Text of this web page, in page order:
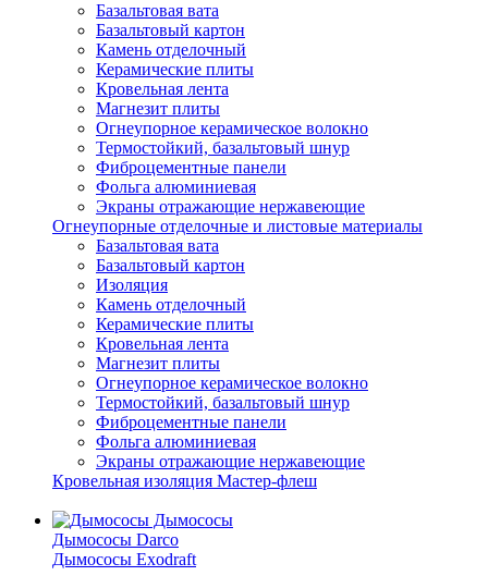
Базальтовая вата
Базальтовый картон
Камень отделочный
Керамические плиты
Кровельная лента
Магнезит плиты
Огнеупорное керамическое волокно
Термостойкий, базальтовый шнур
Фиброцементные панели
Фольга алюминиевая
Экраны отражающие нержавеющие
Огнеупорные отделочные и листовые материалы
Базальтовая вата
Базальтовый картон
Изоляция
Камень отделочный
Керамические плиты
Кровельная лента
Магнезит плиты
Огнеупорное керамическое волокно
Термостойкий, базальтовый шнур
Фиброцементные панели
Фольга алюминиевая
Экраны отражающие нержавеющие
Кровельная изоляция Мастер-флеш
Дымососы
Дымососы Darco
Дымососы Exodraft